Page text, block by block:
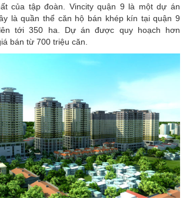
của tập đoàn. Vincity quận 9 là một dự án
là quần thể căn hộ bán khép kín tại quận 9
tới 350 ha. Dự án được quy hoạch hơn
bán từ 700 triệu căn.